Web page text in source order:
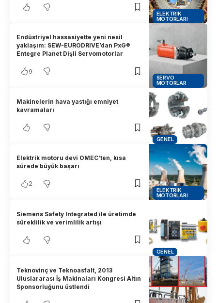
ELEKTRIK
MOTORLARI
SERVO
MOTORLAR
Endüstriyel hassasiyette yeni nesil
yaklaşım: SEW-EURODRIVE’dan PxG®
Entegre Planet Dişli Servomotorlar
9
GENEL
Makinelerin hava yastığı emniyet
kavramaları
ELEKTRIK
MOTORLARI
Elektrik motoru devi OMEC’ten, kısa
sürede büyük başarı
2
GENEL
Siemens Safety Integrated ile üretimde
süreklilik ve verimlilik artışı
Teknovinç ve Teknoasfalt, 2013
Uluslararası İş Makinaları Kongresi Altın
Sponsorluğunu üstlendi